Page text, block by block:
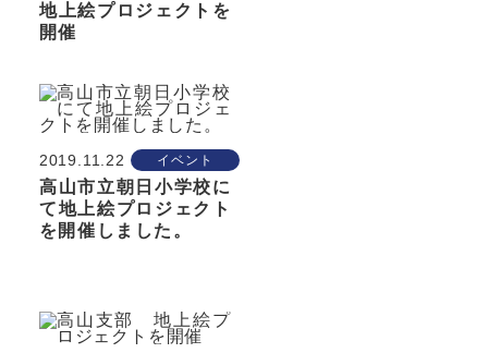
地上絵プロジェクトを
開催
2019.11.22 イベント
高山市立朝日小学校に
て地上絵プロジェクト
を開催しました。